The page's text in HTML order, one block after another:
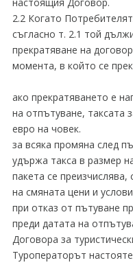
2.2 Когато
съгласно т. 2.1 той
прекратяване на
момента, в който се
ако прекратяването е
на отпътуване, таксата
евро на човек.
за всяка промяна след
удържа такса в размер
пакета се
на смяната цени и
при отказ от пътуване
преди датата на
Договора за
Туроператорът